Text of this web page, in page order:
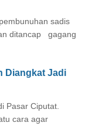
sadis
ditancap gagang
Diangkat Jadi
Pasar Ciputat.
cara agar